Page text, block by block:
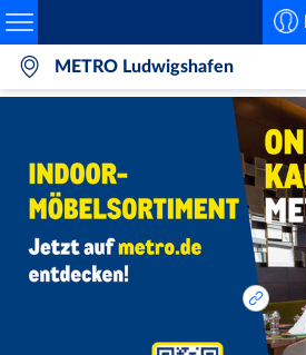
METRO Ludwigshafen
Search